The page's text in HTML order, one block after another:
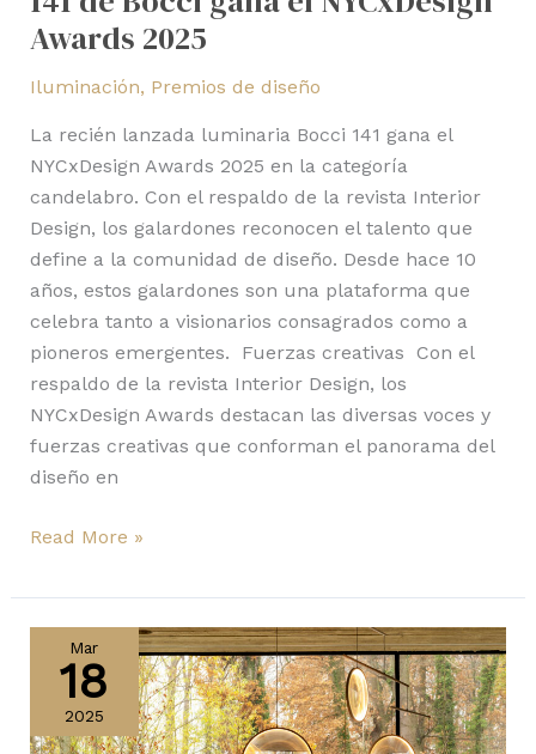
Awards 2025
Iluminación, Premios de diseño
La recién lanzada luminaria Bocci 141 gana el
NYCxDesign Awards 2025 en la categoría
candelabro. Con el respaldo de la revista Interior
Design, los galardones reconocen el talento que
define a la comunidad de diseño. Desde hace 10
años, estos galardones son una plataforma que
celebra tanto a visionarios consagrados como a
pioneros emergentes. Fuerzas creativas Con el
respaldo de la revista Interior Design, los
NYCxDesign Awards destacan las diversas voces y
fuerzas creativas que conforman el panorama del
diseño en
Read More »
Mar
18
2025
DCWéditions
gana
el